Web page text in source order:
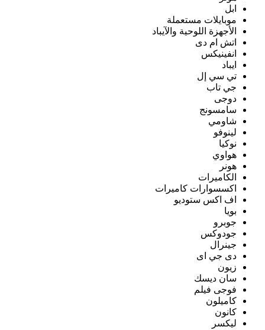
ابل
موبايلات مستعملة
الأجهزة اللوحية والآيباد
اتش ام دى
انفينيكس
ايباد
تي سي إل
جي تاب
دوجى
سامسونج
شاومي
لينوفو
نوكيا
هواوي
هونر
الكاميرات
اكسسوارات كاميرات
اف اكس ستوديو
بويا
جوبرو
جودوكس
جينرال
دى جي اى
زيون
سان ديسك
فوجى فيلم
كاميلون
كانون
ليكسر